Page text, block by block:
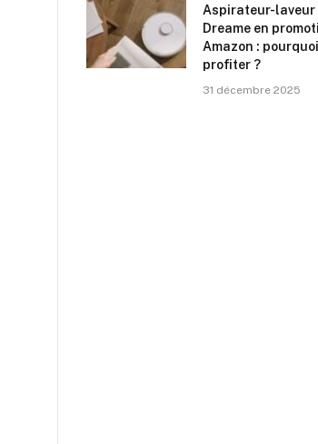
Aspirateur-laveur
Dreame en
Amazon :
profiter ?
31 décembre 2025